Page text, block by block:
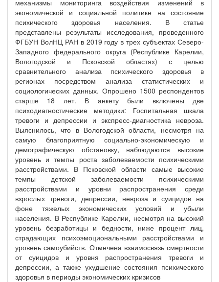
механизмы мониторинга воздействия изменений в
экономической и социальной политике на состояние
психического здоровья населения. В статье
представлены результаты исследования, проведенного
ФГБУН ВолНЦ РАН в 2019 году в трех субъектах Северо-
Западного федерального округа (Республике Карелии,
Вологодской и Псковской областях) с целью
сравнительного анализа психического здоровья в
регионах посредством анализа статистических и
социологических данных. Опрошено 1500 респондентов
старше 18 лет. В анкету были включены две
психодиагностические методики: Госпитальная шкала
тревоги и депрессии и экспресс-диагностика невроза.
Выяснилось, что в Вологодской области, несмотря на
самую благоприятную социально-экономическую и
демографическую обстановку, наблюдаются высокие
уровень и темпы роста заболеваемости психическими
расстройствами. В Псковской области самые высокие
темпы детской заболеваемости психическими
расстройствами и уровни распространения среди
взрослых тревоги, депрессии, невроза и суицидов на
фоне тяжелых экономических условий и убыли
населения. В Республике Карелии, несмотря на высокий
уровень безработицы и бедности, ниже процент лиц,
страдающих психоэмоциональными расстройствами и
уровень самоубийств. Отмечена взаимосвязь смертности
от суицидов и уровня распространения тревоги и
депрессии, а также ухудшение состояния психического
здоровья в периоды экономических кризисов